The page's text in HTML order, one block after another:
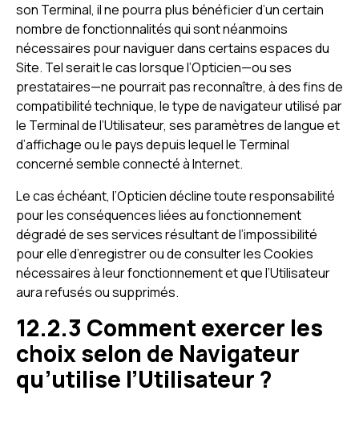
son Terminal, il ne pourra plus bénéficier d’un certain
nombre de fonctionnalités qui sont néanmoins
nécessaires pour naviguer dans certains espaces du
Site. Tel serait le cas lorsque l’Opticien—ou ses
prestataires—ne pourrait pas reconnaître, à des fins de
compatibilité technique, le type de navigateur utilisé par
le Terminal de l’Utilisateur, ses paramètres de langue et
d’affichage ou le pays depuis lequel le Terminal
concerné semble connecté à Internet.
Le cas échéant, l’Opticien décline toute responsabilité
pour les conséquences liées au fonctionnement
dégradé de ses services résultant de l’impossibilité
pour elle d’enregistrer ou de consulter les Cookies
nécessaires à leur fonctionnement et que l’Utilisateur
aura refusés ou supprimés.
12.2.3 Comment exercer les
choix selon de Navigateur
qu’utilise l’Utilisateur ?